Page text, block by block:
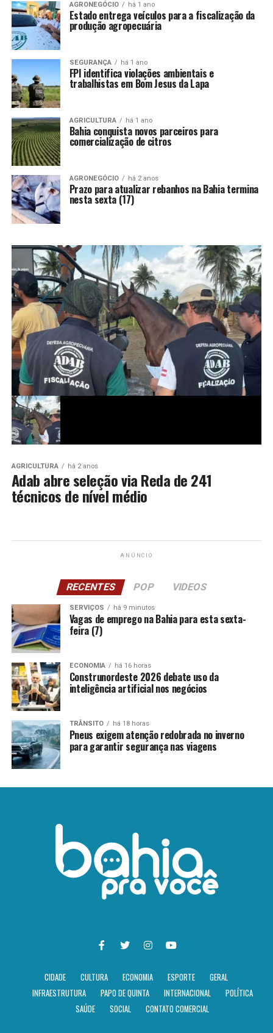
AGRONEGÓCIO há 1 ano
Estado entrega veículos para a fiscalização da
produção agropecuária
SEGURANÇA há 1 ano
FPI identifica violações ambientais e
trabalhistas em Bom Jesus da Lapa
AGRICULTURA há 1 ano
Bahia conquista novos parceiros para
comercialização de citros
AGRONEGÓCIO há 2 anos
Prazo para atualizar rebanhos na Bahia termina
nesta sexta (17)
AGRICULTURA há 2 anos
Adab abre seleção via Reda de 241
técnicos de nível médio
ANÚNCIO
RECENTES POP VIDEOS
SERVIÇOS há 9 minutos
Vagas de emprego na Bahia para esta sexta-
feira (7)
ECONOMIA há 16 horas
Construnordeste 2026 debate uso da
inteligência artificial nos negócios
TRÂNSITO há 18 horas
Pneus exigem atenção redobrada no inverno
para garantir segurança nas viagens
CIDADE CULTURA ECONOMIA ESPORTE
GERAL
INFRAESTRUTURA
PAPO DE QUINTA INTERNACIONAL
POLÍTICA
SAÚDE
SOCIAL CONTATO COMERCIAL